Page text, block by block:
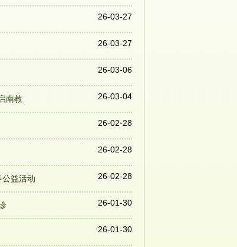
26-03-27
26-03-27
26-03-06
南教 26-03-04
26-02-28
26-02-28
益活动 26-02-28
26-01-30
26-01-30